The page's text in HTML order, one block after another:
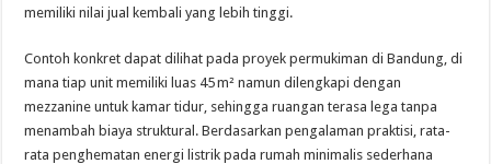
memiliki nilai jual kembali yang lebih tinggi.
Contoh konkret dapat dilihat pada proyek permukiman di Bandung, di
mana tiap unit memiliki luas 45 m² namun dilengkapi dengan
mezzanine untuk kamar tidur, sehingga ruangan terasa lega tanpa
menambah biaya struktural. Berdasarkan pengalaman praktisi, rata-
rata penghematan energi listrik pada rumah minimalis sederhana